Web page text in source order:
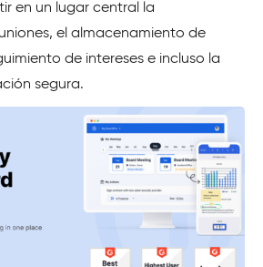
en un lugar central la
el almacenamiento de
de intereses e incluso la
segura.